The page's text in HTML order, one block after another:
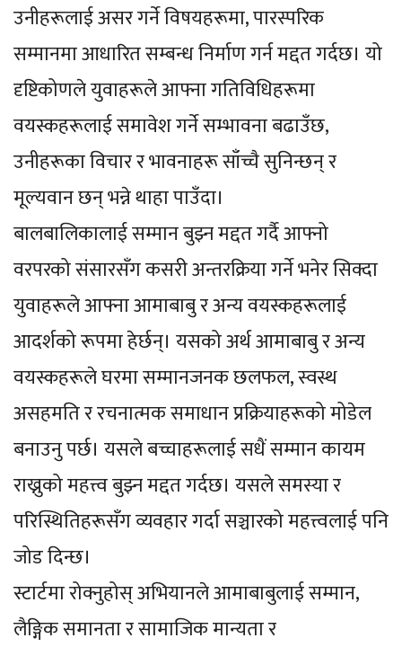
उनीहरूलाई असर गर्ने विषयहरूमा, पारस्परिक
सम्मानमा आधारित सम्बन्ध निर्माण गर्न मद्दत गर्दछ। यो
दृष्टिकोणले युवाहरूले आफ्ना गतिविधिहरूमा
वयस्कहरूलाई समावेश गर्ने सम्भावना बढाउँछ,
उनीहरूका विचार र भावनाहरू साँच्चै सुनिन्छन् र
मूल्यवान छन् भन्ने थाहा पाउँदा।
बालबालिकालाई सम्मान बुझ्न मद्दत गर्दै आफ्नो
वरपरको संसारसँग कसरी अन्तरक्रिया गर्ने भनेर सिक्दा
युवाहरूले आफ्ना आमाबाबु र अन्य वयस्कहरूलाई
आदर्शको रूपमा हेर्छन्। यसको अर्थ आमाबाबु र अन्य
वयस्कहरूले घरमा सम्मानजनक छलफल, स्वस्थ
असहमति र रचनात्मक समाधान प्रक्रियाहरूको मोडेल
बनाउनु पर्छ। यसले बच्चाहरूलाई सधैं सम्मान कायम
राख्नुको महत्त्व बुझ्न मद्दत गर्दछ। यसले समस्या र
परिस्थितिहरूसँग व्यवहार गर्दा सञ्चारको महत्त्वलाई पनि
जोड दिन्छ।
स्टार्टमा रोक्नुहोस् अभियानले आमाबाबुलाई सम्मान,
लैङ्गिक समानता र सामाजिक मान्यता र